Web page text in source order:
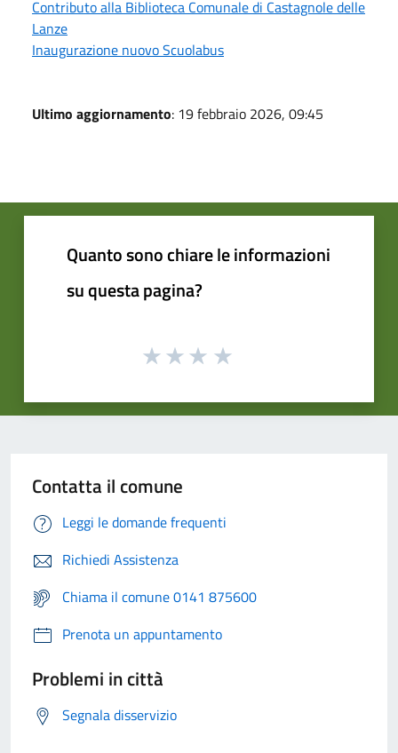
Contributo alla Biblioteca Comunale di Castagnole delle
Lanze
Inaugurazione nuovo Scuolabus
Ultimo aggiornamento: 19 febbraio 2026, 09:45
Quanto sono chiare le informazioni
su questa pagina?
Contatta il comune
Leggi le domande frequenti
Richiedi Assistenza
Chiama il comune 0141 875600
Prenota un appuntamento
Problemi in città
Segnala disservizio